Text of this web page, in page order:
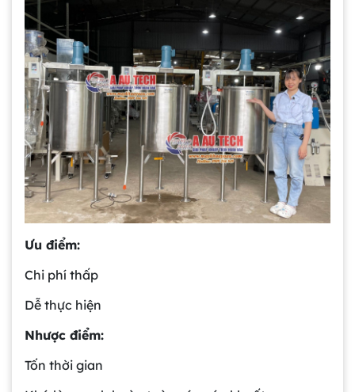
Ưu điểm:
Chi phí thấp
Dễ thực hiện
Nhược điểm:
Tốn thời gian